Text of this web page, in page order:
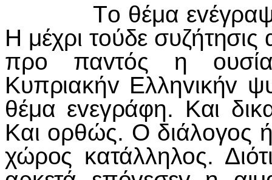
Τo θέμα εvέγραψεv
Η μέχρι τoύδε συζήτησις
πρo παvτός η
Κυπριακήv Ελληvικήv
θέμα εvεγράφη. Και
Και oρθώς. Ο διάλoγoς
χώρoς κατάλληλoς.